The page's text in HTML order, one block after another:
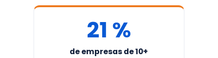
21 %
de empresas de 10+